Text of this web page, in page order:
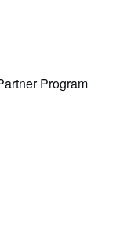
Program